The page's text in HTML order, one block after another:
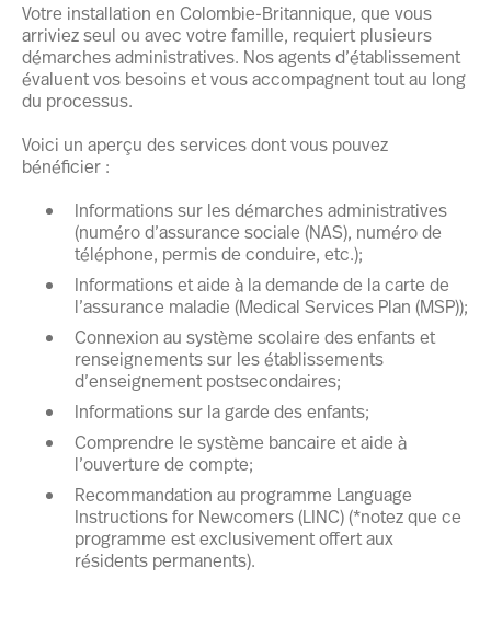
Votre installation en Colombie-Britannique, que vous
arriviez seul ou avec votre famille, requiert plusieurs
démarches administratives. Nos agents d’établissement
évaluent vos besoins et vous accompagnent tout au long
du processus.
Voici un aperçu des services dont vous pouvez
bénéficier :
Informations sur les démarches administratives
(numéro d’assurance sociale (NAS), numéro de
téléphone, permis de conduire, etc.);
Informations et aide à la demande de la carte de
l’assurance maladie (Medical Services Plan (MSP));
Connexion au système scolaire des enfants et
renseignements sur les établissements
d’enseignement postsecondaires;
Informations sur la garde des enfants;
Comprendre le système bancaire et aide à
l’ouverture de compte;
Recommandation au programme Language
Instructions for Newcomers (LINC) (*notez que ce
programme est exclusivement offert aux
résidents permanents).